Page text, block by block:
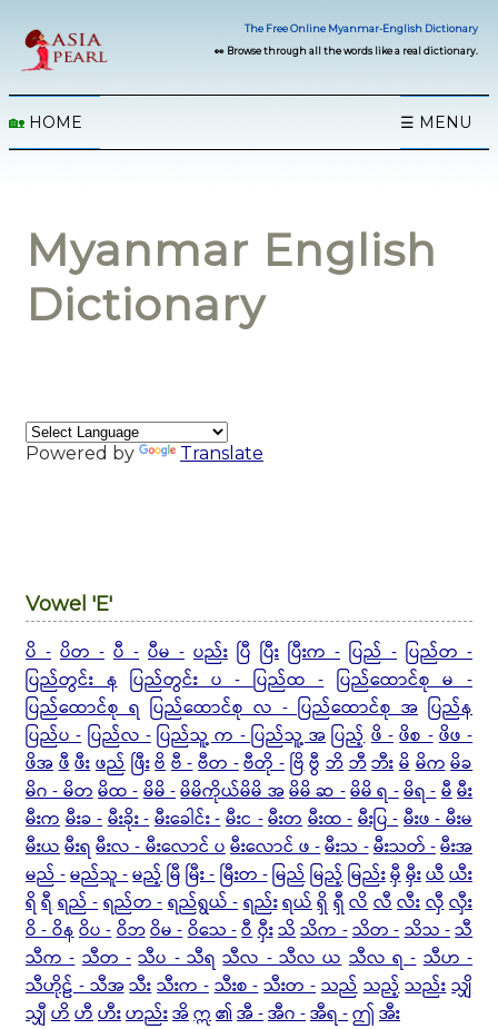
The Free Online Myanmar-English Dictionary
👀 Browse through all the words like a real dictionary.
🏡 HOME ☰ MENU
Myanmar English
Dictionary
Powered by Translate
Vowel 'E'
ပိ - ပိတ - ပီ - ပီမ - ပည်း ပြီ ပြီး ပြီးက - ပြည် - ပြည်တ -
ပြည်တွင်း န ပြည်တွင်း ပ -ပြည်ထ - ပြည်ထောင်စု မ -
ပြည်ထောင်စု ရ ပြည်ထောင်စု လ - ပြည်ထောင်စု အ ပြည်န
ပြည်ပ - ပြည်လ - ပြည်သူ့ က - ပြည်သူ့ အ ပြည့် ဖိ - ဖိစ - ဖိဖ -
ဖိအဖီဖီးဖည် ဖြီးဗိဗီ -ဗီတ -ဗီတို - ဗြိဗွီဘိဘီဘီးမိမိကမိခ
မိဂ - မိတမိထ -မိမိ -မိမိကိုယ်မိမိ အမိမိ ဆ -မိမိ ရ -မိရ -မီမီး
မီးကမီးခ -မီးခိုး -မီးခေါင်း -မီးင -မီးတမီးထ -မီးပြ -မီးဖ - မီးမ
မီးယမီးရမီးလ - မီးလောင် ပမီးလောင် ဖ -မီးသ -မီးသတ် -မီးအ
မည် -မည်သူ -မည့်မြီမြီး -မြီးတ -မြည်မြည့်မြည်းမှီမှီးယီယီး
ရိ ရီရည် -ရည်တ -ရည်ရွယ် -ရည်းရယ်ရှိရှီ လိလီလီးလှီလှီး
ဝိ - ဝိနဝိပ -ဝိဘဝိမ -ဝိသေ -ဝီဝှီးသိသိက -သိတ -သိသ -သီ
သီက - သီတ - သီပ - သီရ သီလ - သီလ ယ သီလ ရ - သီဟ -
သီဟိုဠ် - သီအသီးသီးက -သီးစ -သီးတ -သည်သည့်သည်းသျှိ
သျှီ ဟိဟီဟီးဟည်းအိဣ၏အီ -အီဂ -အီရ -ဤ အီး